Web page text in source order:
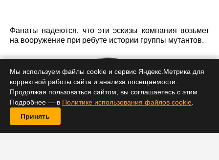
Фанаты надеются, что эти эскизы компания возьмет
на вооружение при ребуте истории группы мутантов.
Мы используем файлы cookie и сервис Яндекс.Метрика для
корректной работы сайта и анализа посещаемости.
Продолжая пользоваться сайтом, вы соглашаетесь с этим.
Подробнее — в Политике использования файлов cookie
Принять